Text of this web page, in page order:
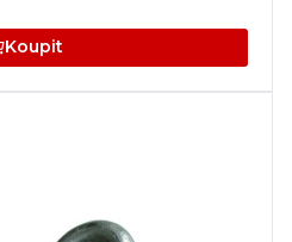
Koupit